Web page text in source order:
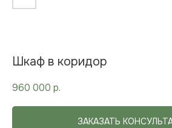
Шкаф в коридор
960 000 р.
ЗАКАЗАТЬ